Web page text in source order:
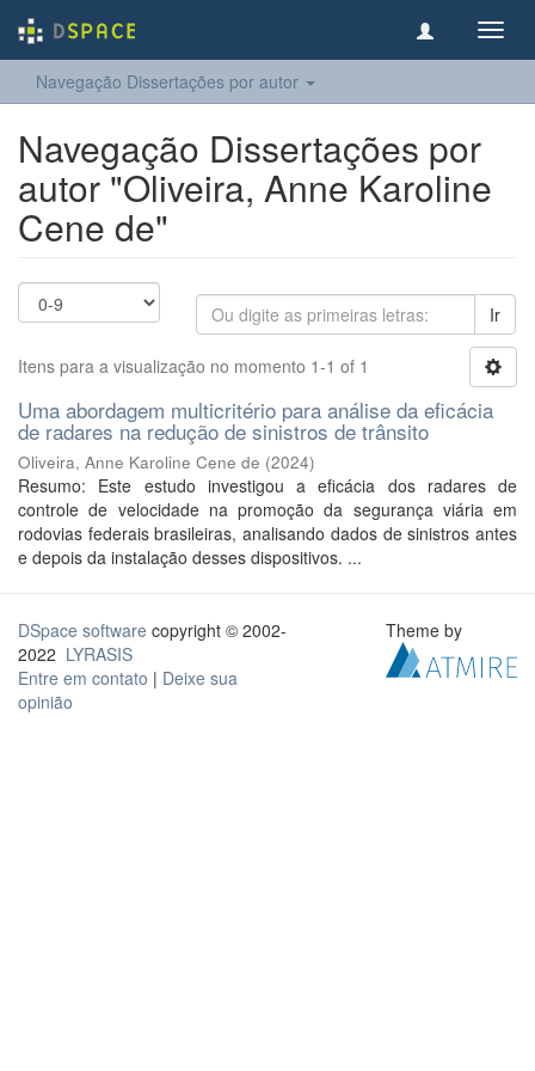
Navegação Dissertações por autor
Navegação Dissertações por
autor "Oliveira, Anne Karoline
Cene de"
Ir
Itens para a visualização no momento 1-1 of 1
Uma abordagem multicritério para análise da eficácia
de radares na redução de sinistros de trânsito
Oliveira, Anne Karoline Cene de (2024)
Resumo: Este estudo investigou a eficácia dos radares de
controle de velocidade na promoção da segurança viária em
rodovias federais brasileiras, analisando dados de sinistros antes
e depois da instalação desses dispositivos. ...
DSpace software copyright © 2002-
2022 LYRASIS
Entre em contato | Deixe sua
opinião
Theme by